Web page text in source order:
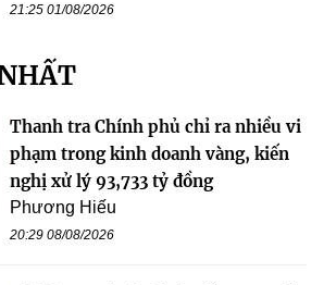
21:25 01/08/2026
Thanh tra Chính phủ chỉ ra nhiều vi
phạm trong kinh doanh vàng, kiến
nghị xử lý 93,733 tỷ đồng
Phương Hiếu
20:29 08/08/2026